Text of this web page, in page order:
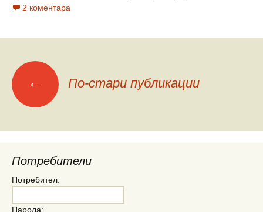
2 коментара
Меню
на
публикациите
← По-стари публикации
Потребители
Потребител:
Парола: